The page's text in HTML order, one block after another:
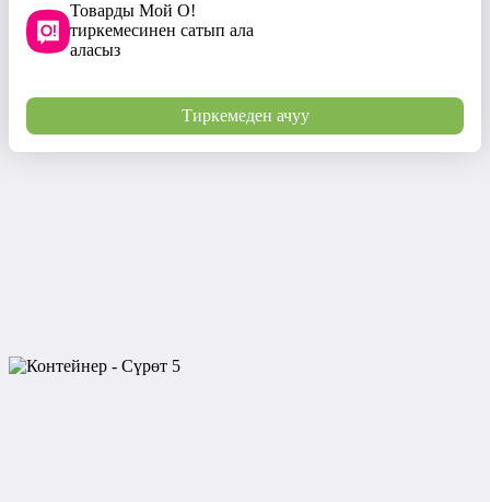
Товарды Мой О!
тиркемесинен сатып ала
аласыз
Тиркемеден ачуу